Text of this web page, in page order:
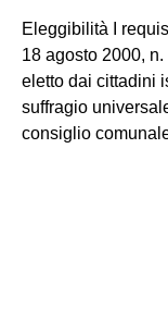
Eleggibilità I
18 agosto 2000,
eletto dai cittadini
suffragio
consiglio